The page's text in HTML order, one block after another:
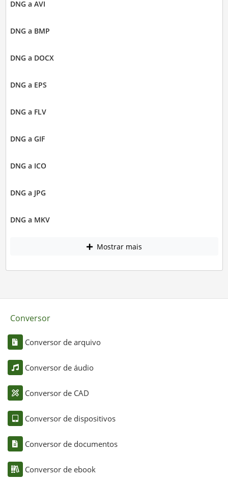
DNG a AVI
DNG a BMP
DNG a DOCX
DNG a EPS
DNG a FLV
DNG a GIF
DNG a ICO
DNG a JPG
DNG a MKV
Mostrar mais
Conversor
Conversor de arquivo
Conversor de áudio
Conversor de CAD
Conversor de dispositivos
Conversor de documentos
Conversor de ebook